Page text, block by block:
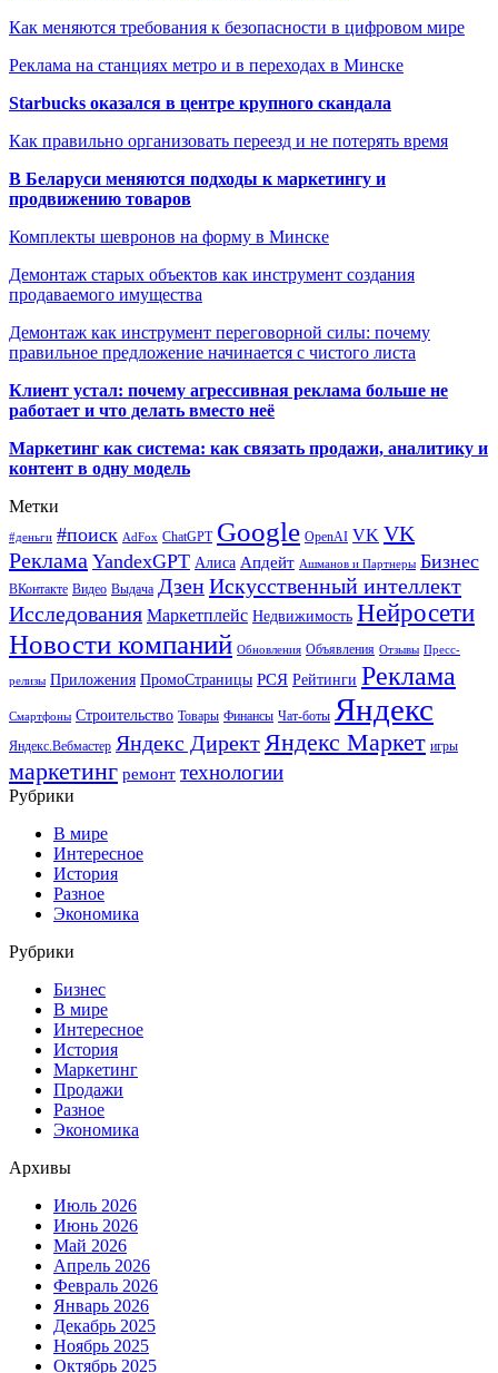
Как меняются требования к безопасности в цифровом мире
Реклама на станциях метро и в переходах в Минске
Starbucks оказался в центре крупного скандала
Как правильно организовать переезд и не потерять время
В Беларуси меняются подходы к маркетингу и
продвижению товаров
Комплекты шевронов на форму в Минске
Демонтаж старых объектов как инструмент создания
продаваемого имущества
Демонтаж как инструмент переговорной силы: почему
правильное предложение начинается с чистого листа
Клиент устал: почему агрессивная реклама больше не
работает и что делать вместо неё
Маркетинг как система: как связать продажи, аналитику и
контент в одну модель
Метки
#деньги #поиск AdFox ChatGPT Google OpenAI VK VK
Реклама YandexGPT Алиса Апдейт Ашманов и Партнеры Бизнес
ВКонтакте Видео Выдача ДзенИскусственный интеллект
Исследования Маркетплейс Недвижимость Нейросети
Новости компаний Обновления Объявления Отзывы Пресс-
релизы Приложения ПромоСтраницы РСЯ Рейтинги Реклама
Смартфоны Строительство Товары Финансы Чат-боты Яндекс
Яндекс.Вебмастер Яндекс Директ Яндекс Маркет игры
маркетинг ремонт технологии
Рубрики
В мире
Интересное
История
Разное
Экономика
Рубрики
Бизнес
В мире
Интересное
История
Маркетинг
Продажи
Разное
Экономика
Архивы
Июль 2026
Июнь 2026
Май 2026
Апрель 2026
Февраль 2026
Январь 2026
Декабрь 2025
Ноябрь 2025
Октябрь 2025